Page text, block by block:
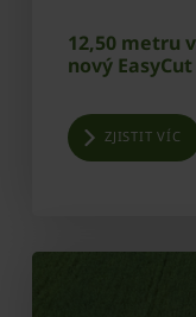
12,50 metru
nový
ZJISTIT VÍC